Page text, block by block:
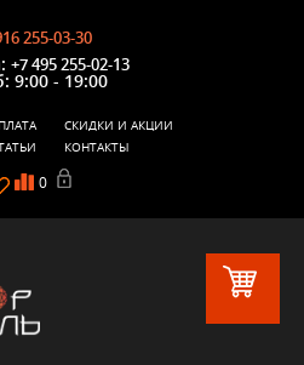
255-03-30
+7 495 255-02-13
9:00 - 19:00
0
СКИДКИ И АКЦИИ
КОНТАКТЫ